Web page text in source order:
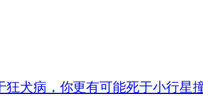
犬病，你更有可能死于小行星撞